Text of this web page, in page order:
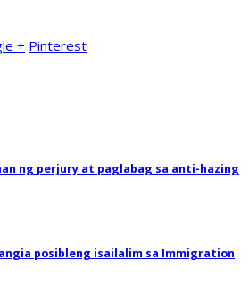
+ Pinterest
ng perjury at paglabag sa anti-hazing
posibleng isailalim sa Immigration